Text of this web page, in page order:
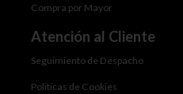
Compra por Mayor
Atención al Cliente
Seguimiento de Despacho
Politicas de Cookies